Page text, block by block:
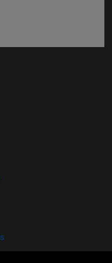
en nueva ventana)
en nueva ventana)